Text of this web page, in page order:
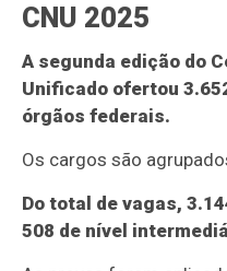
CNU 2025
A segunda edição do
Unificado ofertou
órgãos federais.
Os cargos são
Do total de vagas,
508 de nível